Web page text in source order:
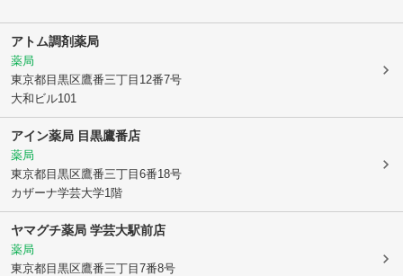
アトム調剤薬局
薬局
東京都目黒区鷹番三丁目12番7号
大和ビル101
アイン薬局 目黒鷹番店
薬局
東京都目黒区鷹番三丁目6番18号
カザーナ学芸大学1階
ヤマグチ薬局 学芸大駅前店
薬局
東京都目黒区鷹番三丁目7番8号